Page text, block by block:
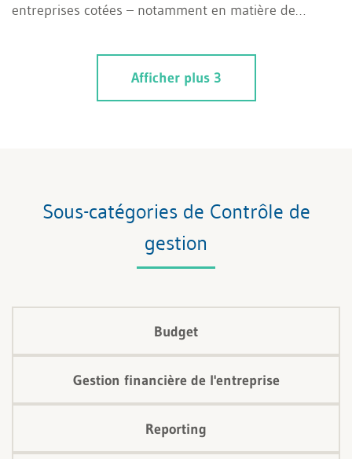
entreprises cotées – notamment en matière de
pas être négligé chez ces entreprises. Cet article
montre ce qui doit être pris en compte dans le
contrôle stratégique, opérationnel et financier et
Afficher plus 3
Sous-catégories de Contrôle de
gestion
Budget
Gestion financière de l'entreprise
Reporting